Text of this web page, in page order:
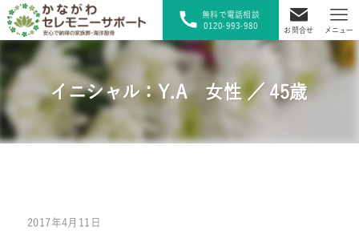
無料で電話相談
0120-993-980
お問合せ メニュー
イニシャル：Y.A 女性 ／ 45歳
2017年4月11日